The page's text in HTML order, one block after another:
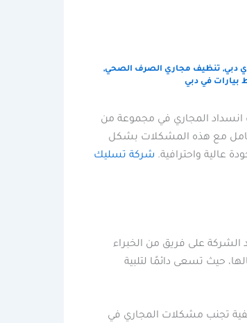
دبي, تنظيف مجاري الصرف الصحي,
في دبي
انسداد المجاري في مجموعة من
مع هذه المشكلات بشكل
عالية واحترافية. شركة تسليك
الشركة على فريق من الخبراء
حيث تسعى دائمًا لتلبية
تجنب مشكلات المجاري في